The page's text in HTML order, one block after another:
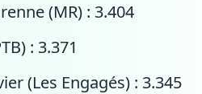
(MR) : 3.404
: 3.371
(Les Engagés) : 3.345